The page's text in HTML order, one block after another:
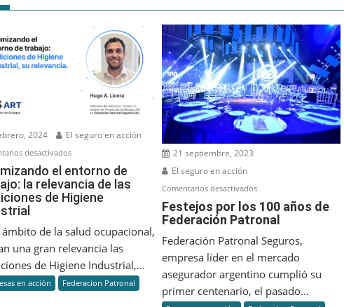
2024 El seguro en acción
desactivadosen
Optimizando
el
entorno
trabajo:
relevancia
de
las
el entorno de
la relevancia de las
de Higiene
ámbito de la salud ocupacional,
una gran relevancia las
de Higiene Industrial,...
en acción Federacion Patronal
21 septiembre, 2023
El seguro en acción
Comentarios desactivadosen
Festejos
por
los
años
de
Federación
Festejos por los 100 años de
Federación Patronal
Federación Patronal Seguros,
empresa líder en el mercado
asegurador argentino cumplió su
primer centenario, el pasado...